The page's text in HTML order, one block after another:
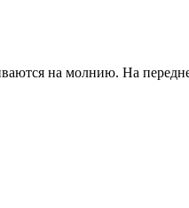
на молнию. На